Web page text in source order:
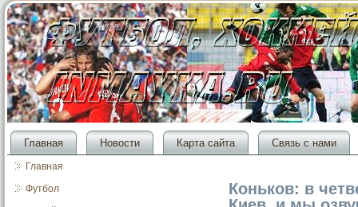
Главная Новости Карта сайта Связь с нами
Главная
Футбол
Коньков: в